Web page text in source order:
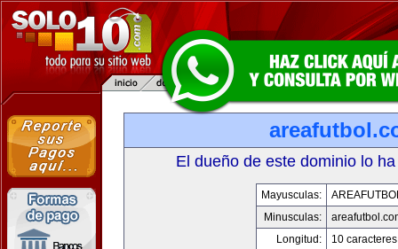
El dueño de este dominio lo
Mayusculas:
Minusculas:
Longitud:
10 caracteres